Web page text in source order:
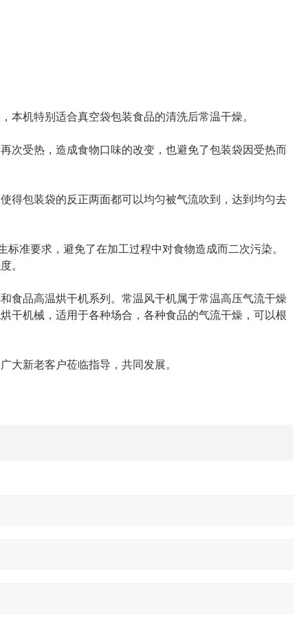
机特别适合真空袋包装食品的清洗后常温干燥。
受热，造成食物口味的改变，也避免了包装袋因受热而
包装袋的反正两面都可以均匀被气流吹到，达到均匀去
准要求，避免了在加工过程中对食物造成而二次污染。
。
品高温烘干机系列。常温风干机属于常温高压气流干燥
干机械，适用于各种场合，各种食品的气流干燥，可以根
新老客户莅临指导，共同发展。